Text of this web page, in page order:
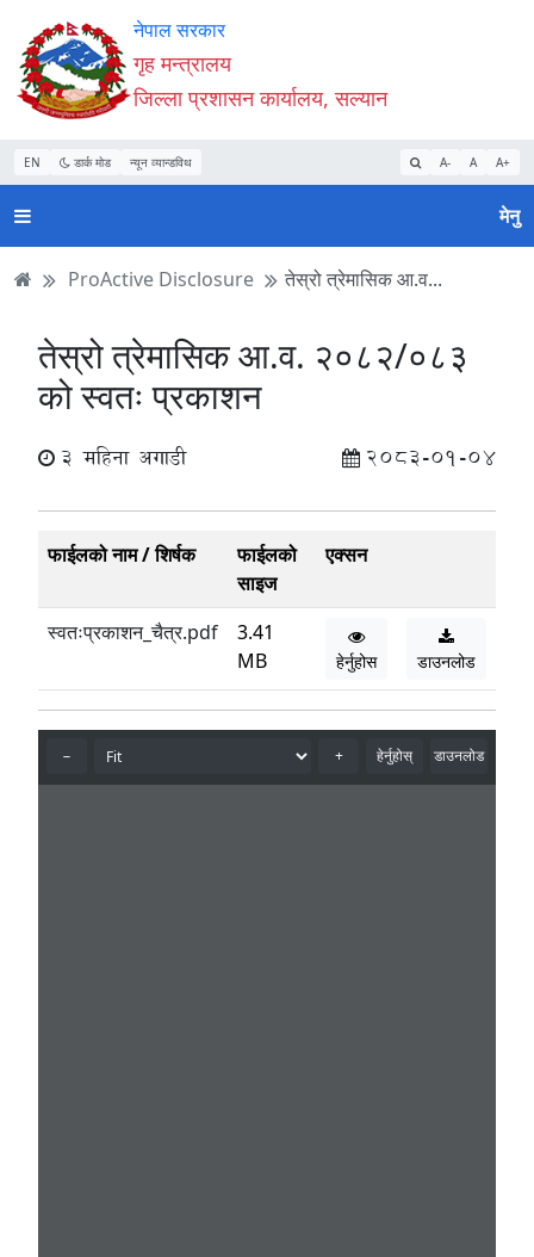
Accessibility
Mode
सुरु
गर्नुहोस्
सामाग्री
पढ्नुहाेस्
नेभिगेसन
पढ्नुहाेस्
वेबसाइट
खोजमा
जानुहोस्
नेपाल सरकार
गृह मन्त्रालय
जिल्ला प्रशासन कार्यालय, सल्यान
EN डार्क मोड न्यून व्यान्डविथ A- A A+
मेनु
ProActive Disclosure तेस्रो त्रेमासिक आ.व...
तेस्रो त्रेमासिक आ.व. २०८२/०८३
को स्वतः प्रकाशन
3 महिना अगाडी 2083-01-04
फाईलको नाम / शिर्षक
फाईलको
साइज
एक्सन
स्वतःप्रकाशन_चैत्र.pdf
3.41
MB
हेर्नुहोस डाउनलोड